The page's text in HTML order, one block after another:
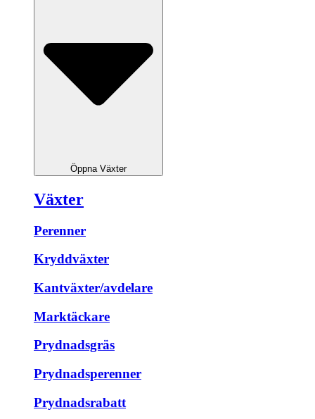
Öppna Växter
Växter
Perenner
Kryddväxter
Kantväxter/avdelare
Marktäckare
Prydnadsgräs
Prydnadsperenner
Prydnadsrabatt